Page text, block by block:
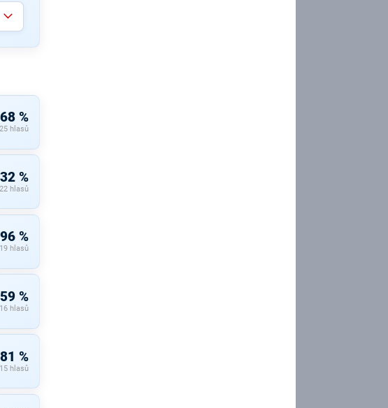
%
25 hlasů
%
22 hlasů
%
19 hlasů
%
16 hlasů
%
15 hlasů